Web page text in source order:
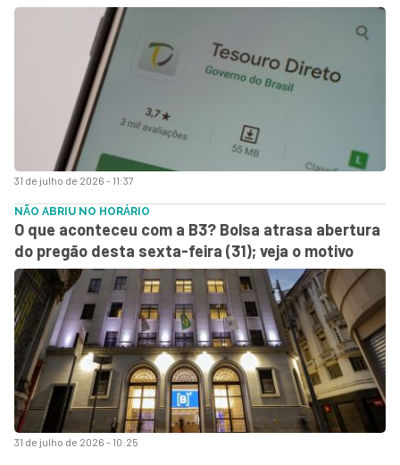
31 de julho de 2026 - 11:37
31 de julho de 2026 - 10:25
NÃO ABRIU NO HORÁRIO
O que aconteceu com a B3? Bolsa atrasa abertura
do pregão desta sexta-feira (31); veja o motivo